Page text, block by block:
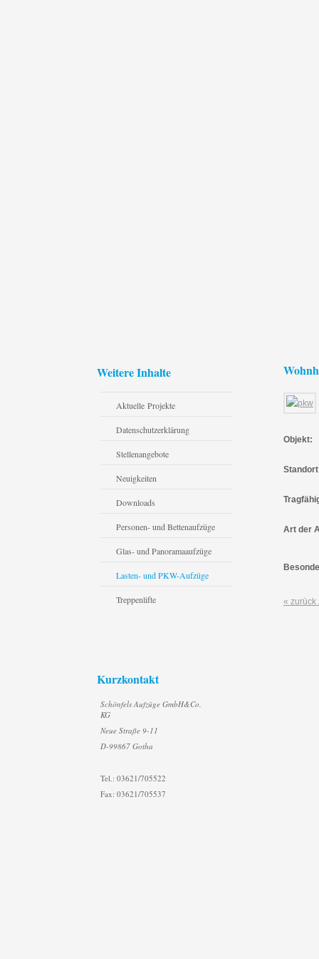
Weitere Inhalte
Aktuelle Projekte
Datenschutzerklärung
Stellenangebote
Neuigkeiten
Downloads
Personen- und Bettenaufzüge
Glas- und Panoramaaufzüge
Lasten- und PKW-Aufzüge
Treppenlifte
Kurzkontakt
Schönfels Aufzüge GmbH&Co.
KG
Neue Straße 9-11
D-99867 Gotha
Tel.: 03621/705522
Fax: 03621/705537
Objekt:
Art der
« zurück